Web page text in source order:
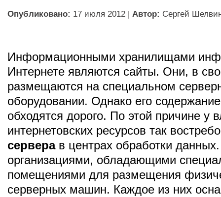
Опубликовано: 17 июля 2012 | Автор: Сергей
Информационными хранилищами
Интернете являются сайты. Они, в
размещаются на специальном
оборудовании. Однако его
обходятся дорого. По этой причине у
интернетовских ресурсов так
серверав центрах обработки
организациями, обладающими
помещениями для размещения
серверных машин. Каждое из них